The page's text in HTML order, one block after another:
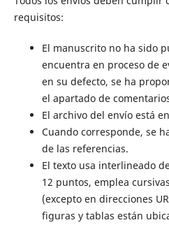
requisitos:
El manuscrito no ha sido
encuentra en proceso de
en su defecto, se ha
el apartado de
El archivo del envío está
Cuando corresponde, se
de las referencias.
El texto usa interlineado
12 puntos, emplea
(excepto en direcciones
figuras y tablas están